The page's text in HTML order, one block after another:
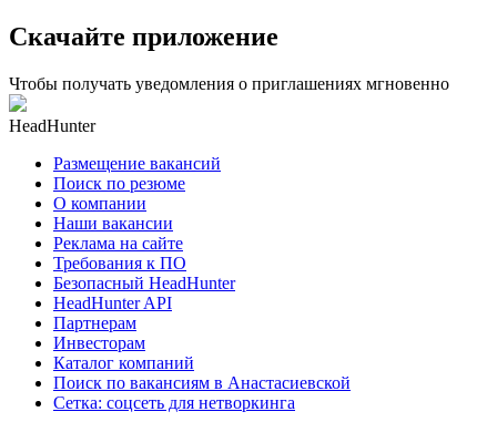
Скачайте приложение
Чтобы получать уведомления о приглашениях мгновенно
HeadHunter
Размещение вакансий
Поиск по резюме
О компании
Наши вакансии
Реклама на сайте
Требования к ПО
Безопасный HeadHunter
HeadHunter API
Партнерам
Инвесторам
Каталог компаний
Поиск по вакансиям в Анастасиевской
Сетка: соцсеть для нетворкинга